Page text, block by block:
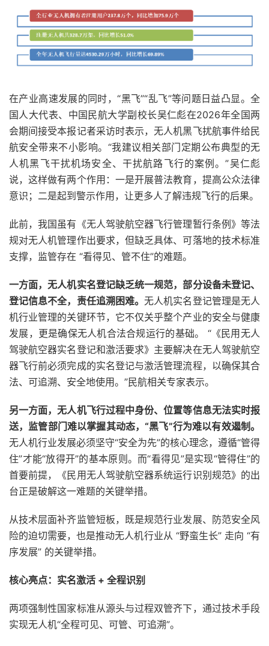
在产业高速发展的同时，“黑飞”“乱飞”等问题日益凸显。全
国人大代表、中国民航大学副校长吴仁彪在2026年全国两
会期间接受本报记者采访时表示，无人机黑飞扰航事件给民
航安全带来不小影响。“我建议相关部门定期公布典型的无
人机黑飞干扰机场安全、干扰航路飞行的案例。”吴仁彪
说，这样做有两个作用：一是开展普法教育，提高公众法律
意识；二是起到警示作用，让更多人了解违规飞行的后果。
此前，我国虽有《无人驾驶航空器飞行管理暂行条例》等法
规对无人机管理作出要求，但缺乏具体、可落地的技术标准
支撑，监管存在 “看得见、管不住”的难题。
一方面，无人机实名登记缺乏统一规范，部分设备未登记、
登记信息不全，责任追溯困难。无人机实名登记管理是无人
机行业管理的关键环节，它不仅关乎整个产业的安全与健康
发展，更是确保无人机合法合规运行的基础。 “《民用无人
驾驶航空器实名登记和激活要求》主要解决在无人驾驶航空
器飞行前必须完成的实名登记与激活管理流程，以确保其合
法、可追溯、安全地使用。”民航相关专家表示。
另一方面，无人机飞行过程中身份、位置等信息无法实时报
送，监管部门难以掌握其动态，“黑飞”行为难以有效遏制。
无人机行业发展必须坚守“安全为先”的核心理念，遵循“管得
住”才能“放得开”的基本原则。而“看得见”是实现“管得住”的
首要前提，《民用无人驾驶航空器系统运行识别规范》的出
台正是破解这一难题的关键举措。
从技术层面补齐监管短板，既是规范行业发展、防范安全风
险的迫切需要，也是推动无人机行业从 “野蛮生长” 走向 “有
序发展” 的关键举措。
核心亮点：实名激活 + 全程识别
两项强制性国家标准从源头与过程双管齐下，通过技术手段
实现无人机“全程可见、可管、可追溯”。